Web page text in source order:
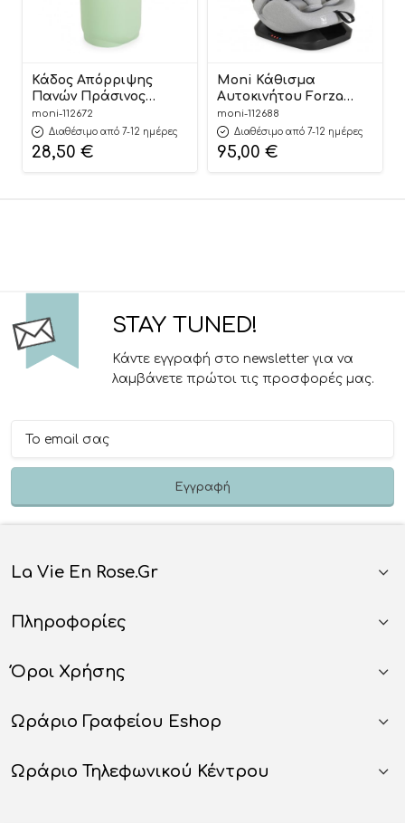
Κάδος Απόρριψης
Πανών Πράσινος
Nubbi Green Hygiene
Basket 3800146273279 –
Cangaroo
moni-112672
Διαθέσιμο από 7-12 ημέρες
28,50 €
Moni Κάθισμα
Αυτοκινήτου Forza
Dark Grey 40-150cm
3801005153725
moni-112688
Διαθέσιμο από 7-12 ημέρες
95,00 €
STAY TUNED!
Κάντε εγγραφή στο newsletter για να
λαμβάνετε πρώτοι τις προσφορές μας.
La Vie En Rose.gr
Πληροφορίες
Όροι Χρήσης
Ωράριο Γραφείου Eshop
Ωράριο Τηλεφωνικού Κέντρου